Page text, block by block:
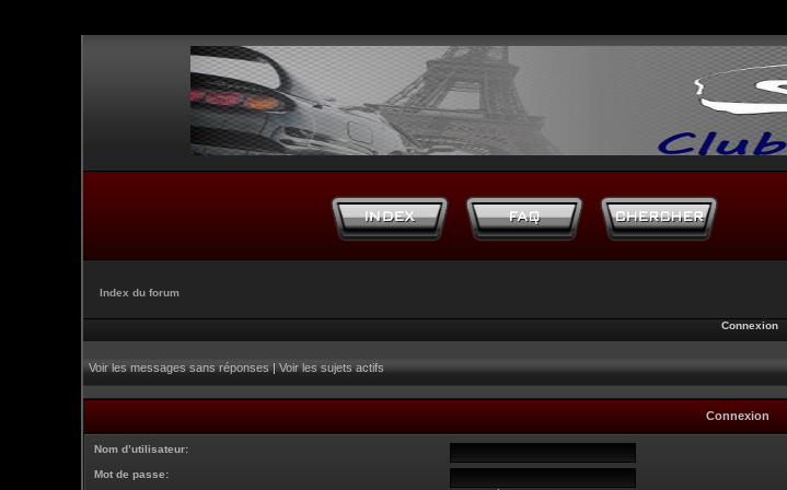
Index du forum
Connexion
Voir les messages sans réponses|Voir les sujets actifs
Connexion
Nom d’utilisateur:
Mot de passe: